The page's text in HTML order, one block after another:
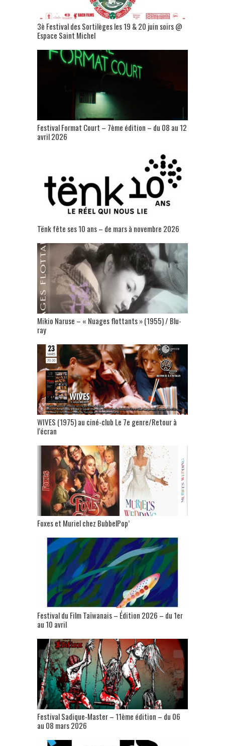
3è Festival des Sortilèges les 19 & 20 juin soirs @
Espace Saint Michel
Festival Format Court – 7ème édition – du 08 au 12
avril 2026
Tënk fête ses 10 ans – de mars à novembre 2026
Mikio Naruse – « Nuages flottants » (1955) / Blu-
ray
WIVES (1975) au ciné-club Le 7e genre/Retour à
l’écran
Foxes et Muriel chez BubbelPop’
Festival du Film Taïwanais – Édition 2026 – du 1er
au 10 avril
Festival Sadique-Master – 11ème édition – du 06
au 08 mars 2026